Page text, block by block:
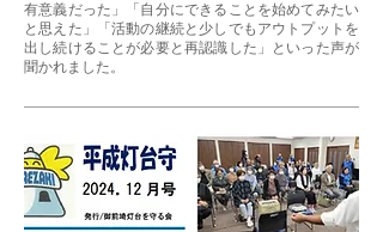
有意義だった」「自分にできることを始めてみたい
と思えた」「活動の継続と少しでもアウトプットを
出し続けることが必要と再認識した」といった声が
聞かれました。